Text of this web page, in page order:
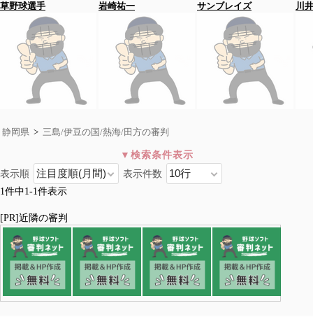
草野球選手
岩崎祐一
サンブレイズ
川
静岡県 > 三島/伊豆の国/熱海/田方の審判
三島/伊豆の国/熱海/田方
熱海市
表示順
表示件数
1件中1-1件表示
[PR]近隣の審判